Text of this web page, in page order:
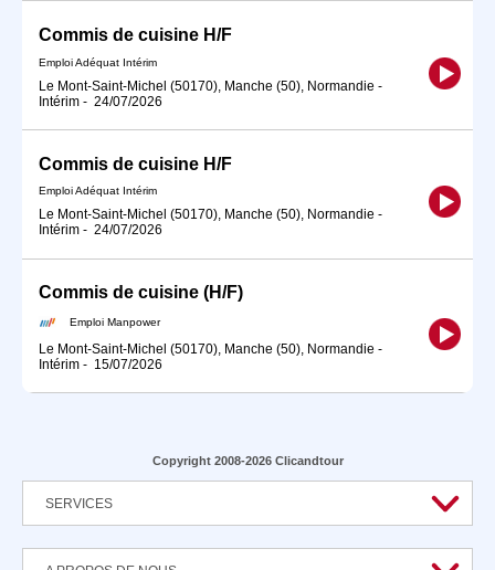
Commis de cuisine H/F
Emploi Adéquat Intérim
Le Mont-Saint-Michel (50170), Manche (50), Normandie -
Intérim - 24/07/2026
Commis de cuisine H/F
Emploi Adéquat Intérim
Le Mont-Saint-Michel (50170), Manche (50), Normandie -
Intérim - 24/07/2026
Commis de cuisine (H/F)
Emploi Manpower
Le Mont-Saint-Michel (50170), Manche (50), Normandie -
Intérim - 15/07/2026
Copyright 2008-2026 Clicandtour
SERVICES